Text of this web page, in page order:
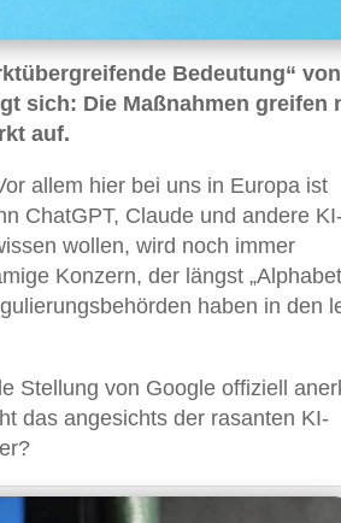
Bedeutung“ von
sich: Die Maßnahmen greifen
auf.
allem hier bei uns in Europa ist
ChatGPT, Claude und andere
wollen, wird noch immer
Konzern, der längst
haben in den
Stellung von Google offiziell
das angesichts der rasanten KI-